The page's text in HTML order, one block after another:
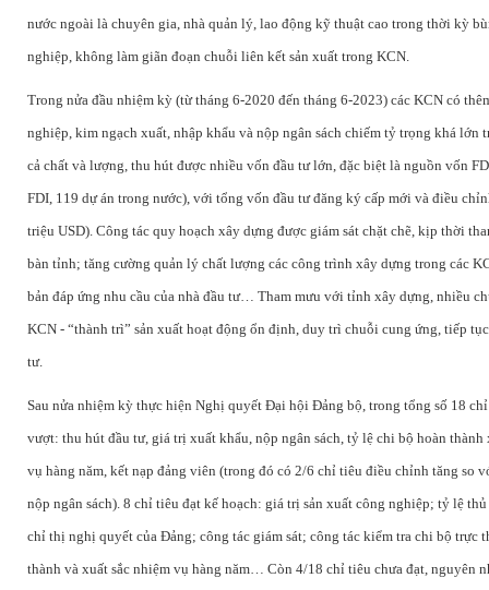
nước ngoài là chuyên gia, nhà quản lý, lao động kỹ thuật cao trong thời kỳ
nghiệp, không làm giãn đoạn chuỗi liên kết sản xuất trong KCN.
Trong nửa đầu nhiệm kỳ (từ tháng 6-2020 đến tháng 6-2023) các KCN có
nghiệp, kim ngạch xuất, nhập khẩu và nộp ngân sách chiếm tỷ trọng khá
cả chất và lượng, thu hút được nhiều vốn đầu tư lớn, đặc biệt là nguồn vốn
FDI, 119 dự án trong nước), với tổng vốn đầu tư đăng ký cấp mới và điều
triệu USD). Công tác quy hoạch xây dựng được giám sát chặt chẽ, kịp thời
bàn tỉnh; tăng cường quản lý chất lượng các công trình xây dựng trong các
bản đáp ứng nhu cầu của nhà đầu tư… Tham mưu với tỉnh xây dựng, nhiều
KCN - “thành trì” sản xuất hoạt động ổn định, duy trì chuỗi cung ứng, tiếp
tư.
Sau nửa nhiệm kỳ thực hiện Nghị quyết Đại hội Đảng bộ, trong tổng số 18
vượt: thu hút đầu tư, giá trị xuất khẩu, nộp ngân sách, tỷ lệ chi bộ hoàn
vụ hàng năm, kết nạp đảng viên (trong đó có 2/6 chỉ tiêu điều chỉnh tăng
nộp ngân sách). 8 chỉ tiêu đạt kế hoạch: giá trị sản xuất công nghiệp; tỷ lệ
chỉ thị nghị quyết của Đảng; công tác giám sát; công tác kiểm tra chi bộ trực
thành và xuất sắc nhiệm vụ hàng năm… Còn 4/18 chỉ tiêu chưa đạt, nguyên